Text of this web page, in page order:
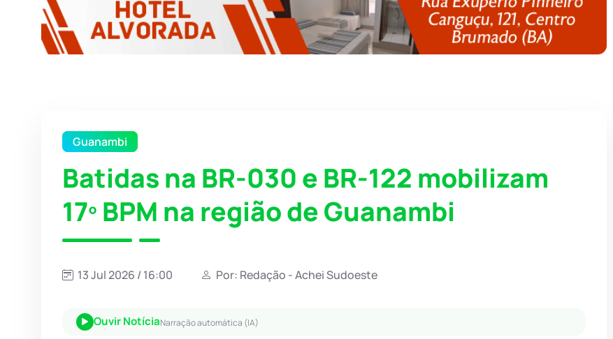
Guanambi
Batidas na BR-030 e BR-122 mobilizam
17º BPM na região de Guanambi
13 Jul 2026 / 16:00 Por: Redação - Achei Sudoeste
Ouvir NotíciaNarração automática (IA)